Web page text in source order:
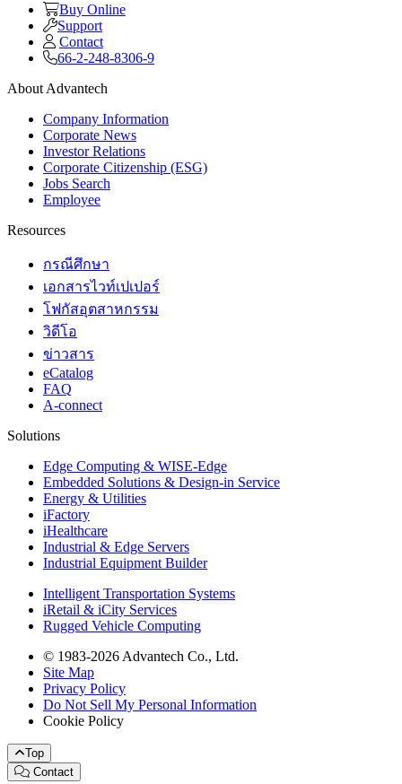
Buy Online
Support
Contact
66-2-248-8306-9
About Advantech
Company Information
Corporate News
Investor Relations
Corporate Citizenship (ESG)
Jobs Search
Employee
Resources
กรณีศึกษา
เอกสารไวท์เปเปอร์
โฟกัสอุตสาหกรรม
วิดีโอ
ข่าวสาร
eCatalog
FAQ
A-connect
Solutions
Edge Computing & WISE-Edge
Embedded Solutions & Design-in Service
Energy & Utilities
iFactory
iHealthcare
Industrial & Edge Servers
Industrial Equipment Builder
Intelligent Transportation Systems
iRetail & iCity Services
Rugged Vehicle Computing
© 1983-2026 Advantech Co., Ltd.
Site Map
Privacy Policy
Do Not Sell My Personal Information
Cookie Policy
Top
Contact